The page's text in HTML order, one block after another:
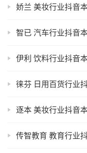
娇兰 美妆行业抖音
智已 汽车行业抖音
伊利 饮料行业抖音
徕芬 日用百货行业
逐本 美妆行业抖音
传智教育 教育行业